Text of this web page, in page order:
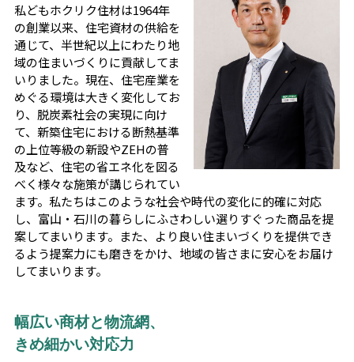
私どもホクリク住材は1964年
の創業以来、住宅資材の供給を
通じて、半世紀以上にわたり地
域の住まいづくりに貢献してま
いりました。現在、住宅産業を
めぐる環境は大きく変化してお
り、脱炭素社会の実現に向け
て、新築住宅における断熱基準
の上位等級の新設やZEHの普
及など、住宅の省エネ化を図る
べく様々な施策が講じられてい
ます。私たちはこのような社会や時代の変化に的確に対応
し、富山・石川の暮らしにふさわしい選りすぐった商品を提
案してまいります。また、より良い住まいづくりを提供でき
るよう提案力にも磨きをかけ、地域の皆さまに安心をお届け
してまいります。
幅広い商材と物流網、
きめ細かい対応力